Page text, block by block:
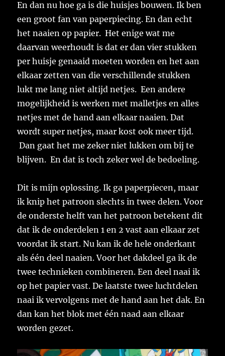
En dan nu hoe ga is die huisjes bouwen. Ik ben
een groot fan van paperpiecing. En dan echt
het naaien op papier. Het enige wat me
daarvan weerhoudt is dat er dan vier stukken
per huisje genaaid moeten worden en het aan
elkaar zetten van die verschillende stukken
lukt me lang niet altijd netjes. Een andere
mogelijkheid is werken met malletjes en alles
netjes met de hand aan elkaar naaien. Dat
wordt super netjes, maar kost ook meer tijd.
Dan gaat het me zeker niet lukken om bij te
blijven. En dat is toch zeker wel de bedoeling.
Dit is mijn oplossing. Ik ga paperpiecen, maar
ik knip het patroon slechts in twee delen. Voor
de onderste helft van het patroon betekent dit
dat ik de onderdelen 1 en 2 vast aan elkaar zet
voordat ik start. Nu kan ik de hele onderkant
als één deel naaien. Voor het dakdeel ga ik de
twee technieken combineren. Een deel naai ik
op het papier vast. De laatste twee luchtdelen
naai ik vervolgens met de hand aan het dak. En
dan kan het blok met één naad aan elkaar
worden gezet.